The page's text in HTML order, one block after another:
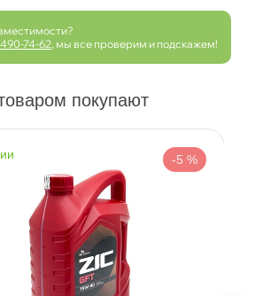
74-62 , мы все проверим и подскажем!
покупают
-5 %